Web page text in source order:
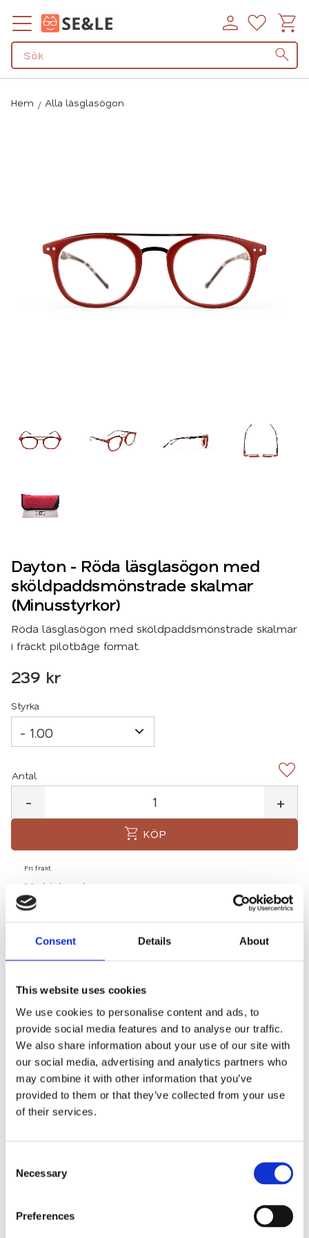
Consent Details About
This website uses cookies
We use cookies to personalise content and ads, to
provide social media features and to analyse our traffic.
We also share information about your use of our site with
our social media, advertising and analytics partners who
may combine it with other information that you’ve
provided to them or that they’ve collected from your use
of their services.
Necessary
Preferences
Meny
Hem Alla läsglasögon
Dayton - Röda läsglasögon med
sköldpaddsmönstrade skalmar
(Minusstyrkor)
Röda läsglasögon med sköldpaddsmönstrade skalmar
i fräckt pilotbåge format.
239 kr
Styrka
Antal
+
-
KÖP
Fri frakt
2-3 arbetsdagars leverans
Mängdrabatter
Lagerstatus
14 st i lager
Artikelnr
Röda läsglasögon med sköldpaddsmönstrade
skalmar. Kommer i nytänkt pilotbåge modell.
(Minusstyrkor)
Dayton levereras med mjukt brunt fodral och en
putsduk.
Linsbred
45
40
145